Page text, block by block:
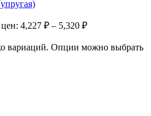
4,227 ₽ – 5,320 ₽
вариаций. Опции можно выбрать